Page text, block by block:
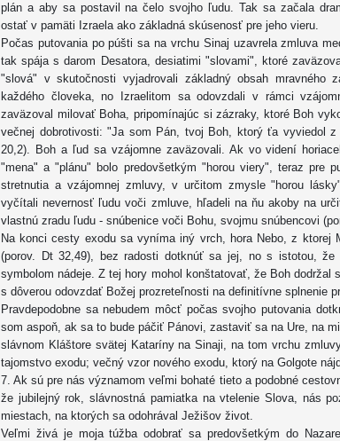
plán a aby sa postavil na čelo svojho ľudu. Tak sa začala
ostať v pamäti Izraela ako základná skúsenosť pre jeho vieru.
Počas putovania po púšti sa na vrchu Sinaj uzavrela zmluva
tak spája s darom Desatora, desiatimi "slovami", ktoré
"slová" v skutočnosti vyjadrovali základný obsah mravného
každého človeka, no Izraelitom sa odovzdali v rámci
zaväzoval milovať Boha, pripomínajúc si zázraky, ktoré Boh
večnej dobrotivosti: "Ja som Pán, tvoj Boh, ktorý ťa vyviedol
20,2). Boh a ľud sa vzájomne zaväzovali. Ak vo videní
"mena" a "plánu" bolo predovšetkým "horou viery", teraz pre
stretnutia a vzájomnej zmluvy, v určitom zmysle "horou
vyčítali nevernosť ľudu voči zmluve, hľadeli na ňu akoby na
vlastnú zradu ľudu - snúbenice voči Bohu, svojmu snúbencovi
Na konci cesty exodu sa vyníma iný vrch, hora Nebo, z ktorej
(porov. Dt 32,49), bez radosti dotknúť sa jej, no s istotou,
symbolom nádeje. Z tej hory mohol konštatovať, že Boh dodržal
s dôverou odovzdať Božej prozreteľnosti na definitívne splnenie
Pravdepodobne sa nebudem môcť počas svojho putovania
som aspoň, ak sa to bude páčiť Pánovi, zastaviť sa na Ure, na
slávnom Kláštore svätej Kataríny na Sinaji, na tom vrchu
tajomstvo exodu; večný vzor nového exodu, ktorý na Golgote
7. Ak sú pre nás významom veľmi bohaté tieto a podobné
že jubilejný rok, slávnostná pamiatka na vtelenie Slova, nás
miestach, na ktorých sa odohrával Ježišov život.
Veľmi živá je moja túžba odobrať sa predovšetkým do